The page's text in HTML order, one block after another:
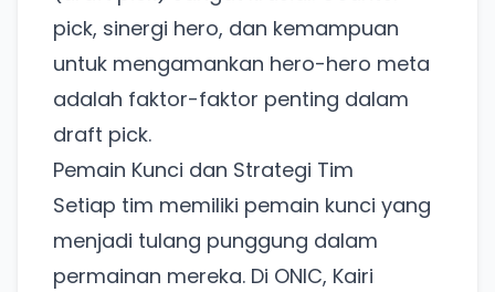
pick, sinergi hero, dan kemampuan
untuk mengamankan hero-hero meta
adalah faktor-faktor penting dalam
draft pick.
Pemain Kunci dan Strategi Tim
Setiap tim memiliki pemain kunci yang
menjadi tulang punggung dalam
permainan mereka. Di ONIC, Kairi